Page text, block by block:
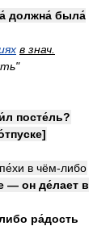
должна́ была́
в знач.
посте́ль?
в чём-либо
— он де́лает в
ра́дость